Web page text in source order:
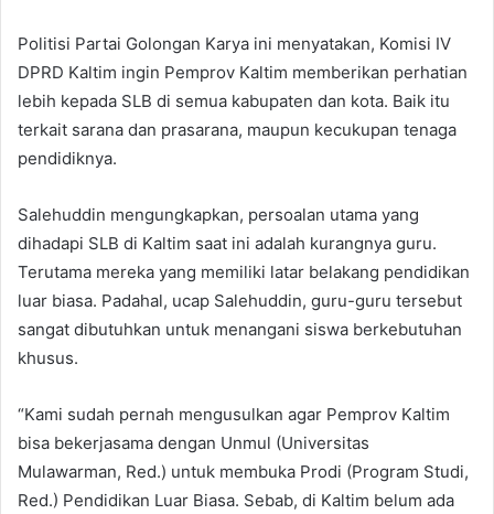
Politisi Partai Golongan Karya ini menyatakan, Komisi IV
DPRD Kaltim ingin Pemprov Kaltim memberikan perhatian
lebih kepada SLB di semua kabupaten dan kota. Baik itu
terkait sarana dan prasarana, maupun kecukupan tenaga
pendidiknya.
Salehuddin mengungkapkan, persoalan utama yang
dihadapi SLB di Kaltim saat ini adalah kurangnya guru.
Terutama mereka yang memiliki latar belakang pendidikan
luar biasa. Padahal, ucap Salehuddin, guru-guru tersebut
sangat dibutuhkan untuk menangani siswa berkebutuhan
khusus.
“Kami sudah pernah mengusulkan agar Pemprov Kaltim
bisa bekerjasama dengan Unmul (Universitas
Mulawarman, Red.) untuk membuka Prodi (Program Studi,
Red.) Pendidikan Luar Biasa. Sebab, di Kaltim belum ada